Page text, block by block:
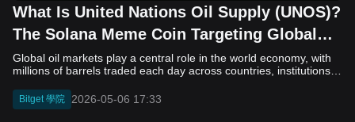
What Is United Nations Oil Supply (UNOS)?
The Solana Meme Coin Targeting Global
Energy Narratives
Global oil markets play a central role in the world economy, with millions of barrels traded each day across countries, institutions, and financial systems. The scale of this activity has led to ongoing discussions about how such transactions are managed and whether new technologies could improve efficiency, transparency, or settlement processes. In recent years, blockchain has been explored as one possible tool for handling large-scale commodity flows such as oil. United Nations Oil Supply (UNOS) builds on this idea by presenting a concept in which global oil transactions could be supported by a decentralized digital system. The project describes itself as a form of “digital settlement layer” for oil, combining elements of energy markets with cryptocurrency infrastructure. At the same time, its official materials state that it is a meme coin created for entertainment purposes only, with no affiliation to the United Nations or any government body. In this article, we will learn what the United Nations Oil Supply (UNOS) is, how it works, and the key factors to consider. What Is United Nations Oil Supply (UNOS)? United Nations Oil Supply (UNOS) is a Solana-based meme coin that builds its identity around the concept of global oil supply and digital settlement. Launched in May 2026, the project presents a narrative in which blockchain technology could support large-scale energy transactions, linking decentralized finance with international commodity markets. This approach places UNOS within a broader trend of crypto projects that reference real-world assets such as oil, even if the connection remains largely conceptual. In practice, UNOS functions as a narrative-driven token rather than a utility-focused platform. It uses institutional language, references to global oil production, and imagery associated with international coordination to suggest scale and relevance. However, its official disclaimer makes clear that these elements are satirical and that the project has no affiliation with the United Nations or any government body. As a result, UNOS does not represent ownership of oil or access to energy markets, but exists as a tradable digital asset influenced mainly by market sentiment and community interest. Who Created United Nations Oil Supply (UNOS)? The creators of United Nations Oil Supply (UNOS) have not been publicly identified. The project’s official website and materials do not provide verified information about a founding team, company structure, or registered organization behind the token. This level of anonymity is common in the meme coin sector, where projects often launch without detailed background disclosure and instead focus on narrative and community growth. Based on available information, UNOS appears to be a community-driven project rather than an institution-backed initiative. There is no evidence of involvement from governments, international organizations, or established energy companies. The roadmap outlines phases such as launch, community expansion, and potential exchange listings, but it does not include details about leadership or governance. For readers and potential investors, this means that evaluation must rely on publicly visible factors such as token distribution, liquidity conditions, and overall market activity rather than on the reputation of a known development team. How United Nations Oil Supply (UNOS) Works United Nations Oil Supply (UNOS) operates as a standard SPL token on the Solana blockchain. It can be bought, sold, and transferred between wallets in the same way as other Solana-based assets. Trading activity mainly takes place on decentralized exchanges, where UNOS is typically paired with USDC. Its price is determined by market demand, liquidity, and trading behavior rather than any direct connection to global oil markets. Although the project promotes a narrative related to digital oil settlement and international coordination, there is no verifiable system linking the token to physical oil or real-world supply chains. In practical terms, UNOS functions in a manner similar to many other Solana meme coins. Its core mechanics are limited to token transfers, trading, and speculative activity within the crypto market: Token standard: UNOS is an SPL token with basic functionality focused on transfers and trading Trading environment: Mainly traded on Solana decentralized exchanges through liquidity pools (e.g. UNOS/USDC pairs) Price formation: Determined by supply and demand, not by oil prices or global production data No asset backing mechanism: There is no proof-of-reserve system, custody structure, or redemption model tied to oil No oracle integration: The token does not use external data feeds to connect with real-world energy markets This structure shows that UNOS operates as a market-driven digital asset rather than a system connected to actual oil supply. For readers and potential investors, it is important to distinguish between the project’s narrative and its on-chain functionality. What Is United Nations Oil Supply (UNOS) Tokenomics? United Nations Oil Supply (UNOS) has a fixed total supply of 1,000,000,000 tokens on the Solana blockchain. The project outlines a simple allocation model designed to support liquidity, trading activity, and ongoing operations. According to the available information, 60% of the total supply is assigned to a transaction reserve fund, 25% is allocated to the liquidity pool, and the remaining 15% is reserved for development and operations. This structure is typical of early-stage crypto tokens, where maintaining market activity and funding project growth are primary considerations. At the same time, the tokenomics do not present advanced utility features or detailed economic mechanisms. There is no clear information about staking, governance, reward systems, or vesting schedules. As a result, UNOS functions mainly as a tradable digital asset rather than a utility-driven token. Its value is influenced largely by market sentiment, liquidity conditions, and community participation, rather than by direct use within a broader protocol or connection to real-world oil markets. United Nations Oil Supply (UNOS) Price Prediction for 2026, 2027–2030 United Nations Oil Supply (UNOS) Price Source: dexscreener Forecasting the price of United Nations Oil Supply (UNOS) remains inherently uncertain, as meme coins are characterized by high volatility and are influenced primarily by market sentiment, trading activity, and broader cryptocurrency market conditions. Based on the latest available data, UNOS is trading at approximately $0.000991, with a market capitalization and fully diluted valuation of around $991,000. The token has recorded notable short-term price movements, including a significant increase over a 24-hour period, alongside moderate trading volume and active participation from market participants. Given these conditions, the following scenarios outline potential price ranges over the coming years. 2026 Price Prediction: As an early-stage token, UNOS is likely to exhibit considerable price fluctuations. If trading activity remains consistent and market interest continues to develop, the price may range between $0.0005 and $0.0020. This range reflects both the potential for short-term growth and the likelihood of corrections following periods of rapid appreciation. 2027 Price Prediction: Should UNOS maintain its presence within the Solana ecosystem and continue to attract speculative demand, gradual market capitalization growth may occur. Under favorable conditions, the token could trade within a range of $0.0008 to $0.0035, supported by increased liquidity and broader exposure. Conversely, a decline in market interest may constrain price movement. 2028–2030 Price Prediction: Over the longer term, the performance of UNOS will depend on its ability to sustain relevance in a competitive and rapidly evolving meme coin sector. In a positive scenario, where narrative interest persists and liquidity expands, the token may reach levels between $0.002 and $0.007. In a less favorable environment, where attention shifts away from the project, the price may remain near current levels or experience gradual decline. As with most meme coins, these projections are speculative and subject to significant uncertainty. Price movements will depend largely on market sentiment, liquidity conditions, and overall trends within the cryptocurrency market. Should You Invest in United Nations Oil Supply (UNOS)? United Nations Oil Supply (UNOS) may attract traders who are interested in speculative, narrative-driven assets within the Solana ecosystem. However, its classification as a meme coin, combined with limited transparency and the absence of verifiable real-world utility, suggests a high-risk profile. Price movements are likely to depend on market sentiment, liquidity, and short-term trading dynamics rather than fundamental value. As with any cryptocurrency investment, particularly in the meme coin category, it is important to conduct independent research, assess risk tolerance, and consider market conditions before making any decisions. Conclusion United Nations Oil Supply (UNOS) presents an interesting example of how modern meme coins blend real-world themes with digital assets. By drawing on the scale and importance of global oil markets, the project creates a narrative that feels both familiar and ambitious. At the same time, its own disclaimer makes clear that this narrative is largely symbolic, and that the token itself is not connected to any real-world energy system or institutional framework. In practical terms, UNOS functions like many other Solana-based meme coins. Its value is shaped by market sentiment, trading activity, and community interest rather than underlying utility. For investors, the project serves as a reminder of how storytelling plays a central role i
Bitget 學院 2026-05-06 17:33